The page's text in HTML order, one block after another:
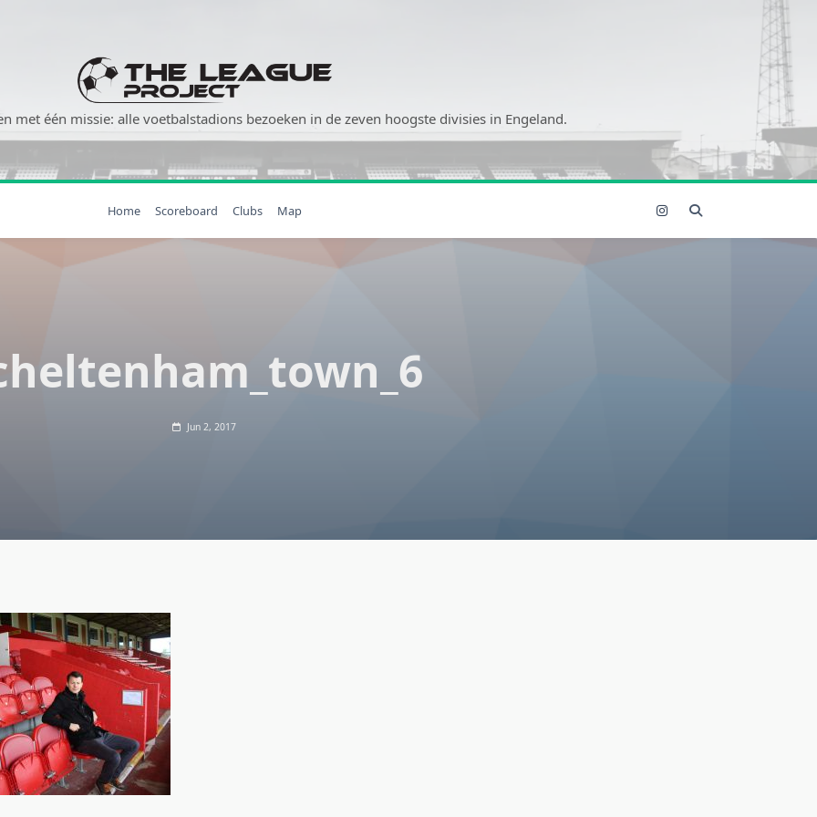
met één missie: alle voetbalstadions bezoeken in de zeven hoogste divisies in Engeland.
Home Scoreboard Clubs Map
Jun 2, 2017